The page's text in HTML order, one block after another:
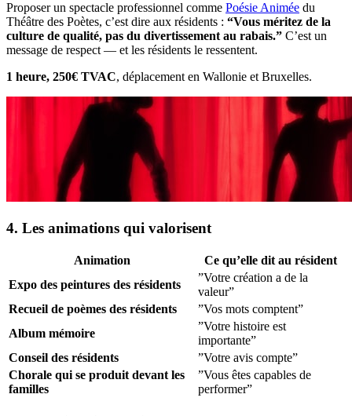
Proposer un spectacle professionnel comme Poésie Animée du
Théâtre des Poètes, c’est dire aux résidents : “Vous méritez de la
culture de qualité, pas du divertissement au rabais.” C’est un
message de respect — et les résidents le ressentent.
1 heure, 250€ TVAC, déplacement en Wallonie et Bruxelles.
4. Les animations qui valorisent
Animation
Ce qu’elle dit au résident
Expo des peintures des résidents
”Votre création a de la
valeur”
Recueil de poèmes des résidents
”Vos mots comptent”
Album mémoire
”Votre histoire est
importante”
Conseil des résidents
”Votre avis compte”
Chorale qui se produit devant les
familles
”Vous êtes capables de
performer”